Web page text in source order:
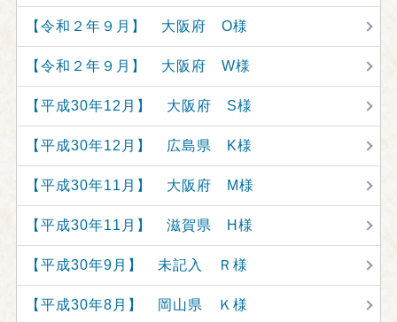
【令和２年９月】 大阪府 O様
【令和２年９月】 大阪府 W様
【平成30年12月】 大阪府 S様
【平成30年12月】 広島県 K様
【平成30年11月】 大阪府 M様
【平成30年11月】 滋賀県 H様
【平成30年9月】 未記入 Ｒ様
【平成30年8月】 岡山県 Ｋ様